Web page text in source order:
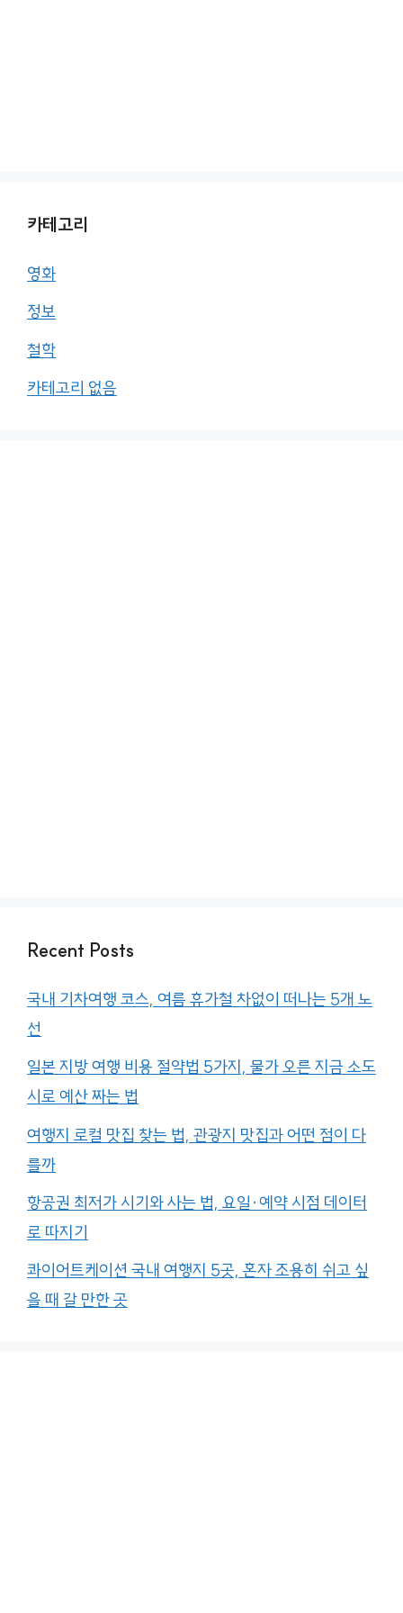
카테고리
영화
정보
철학
카테고리 없음
Recent Posts
국내 기차여행 코스, 여름 휴가철 차없이 떠나는 5개 노
선
일본 지방 여행 비용 절약법 5가지, 물가 오른 지금 소도
시로 예산 짜는 법
여행지 로컬 맛집 찾는 법, 관광지 맛집과 어떤 점이 다
를까
항공권 최저가 시기와 사는 법, 요일·예약 시점 데이터
로 따지기
콰이어트케이션 국내 여행지 5곳, 혼자 조용히 쉬고 싶
을 때 갈 만한 곳